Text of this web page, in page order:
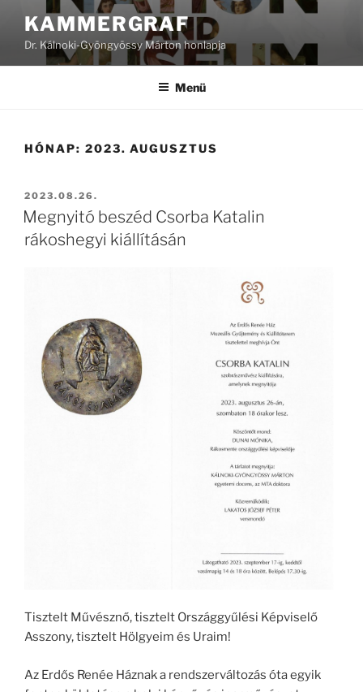
Tartalomhoz
KAMMERGRAF
Dr. Kálnoki-Gyöngyössy Márton honlapja
Menü
HÓNAP: 2023. AUGUSZTUS
BEKÜLDVE:
2023.08.26.
Megnyitó beszéd Csorba Katalin
rákoshegyi kiállításán
Tisztelt Művésznő, tisztelt Országgyűlési Képviselő
Asszony, tisztelt Hölgyeim és Uraim!
Az Erdős Renée Háznak a rendszerváltozás óta egyik